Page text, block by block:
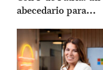
abecedario para